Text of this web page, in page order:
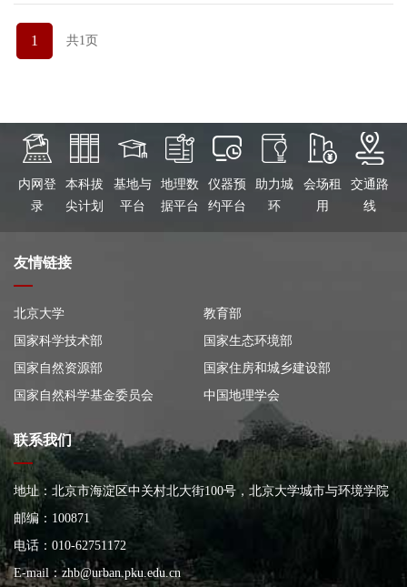
1 共1页
内网登
录
本科拔
尖计划
基地与
平台
地理数
据平台
仪器预
约平台
助力城
环
会场租
用
交通路
线
友情链接
北京大学
教育部
国家科学技术部
国家生态环境部
国家自然资源部
国家住房和城乡建设部
国家自然科学基金委员会
中国地理学会
联系我们
地址：北京市海淀区中关村北大街100号，北京大学城市与环境学院
大楼
邮编：100871
电话：010-62751172
E-mail：zhb@urban.pku.edu.cn